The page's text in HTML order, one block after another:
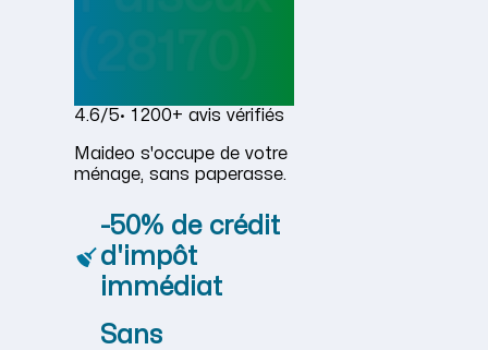
4.6/5· 1 200+ avis vérifiés
Maideo s'occupe de votre
ménage, sans paperasse.
-50% de crédit
d'impôt
immédiat
Sans